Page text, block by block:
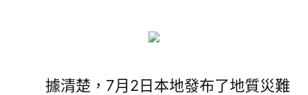
據清楚，7月2日本地發布了地質災難